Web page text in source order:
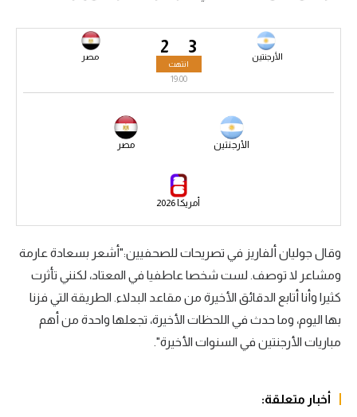
الدوري الإسباني
كرة يد
كرة طائرة
الوطن العربي
رياضة نسائية
3 الأرجنتين 2 مصر
انتهت
19:00
الأرجنتين مصر
أمريكا 2026
وقال جوليان ألفاريز في تصريحات للصحفيين:"أشعر بسعادة عارمة
ومشاعر لا توصف. لست شخصا عاطفيا في المعتاد، لكنني تأثرت
كثيرا وأنا أتابع الدقائق الأخيرة من مقاعد البدلاء. الطريقة التي فزنا
بها اليوم، وما حدث في اللحظات الأخيرة، تجعلها واحدة من أهم
مباريات الأرجنتين في السنوات الأخيرة".
أخبار متعلقة: